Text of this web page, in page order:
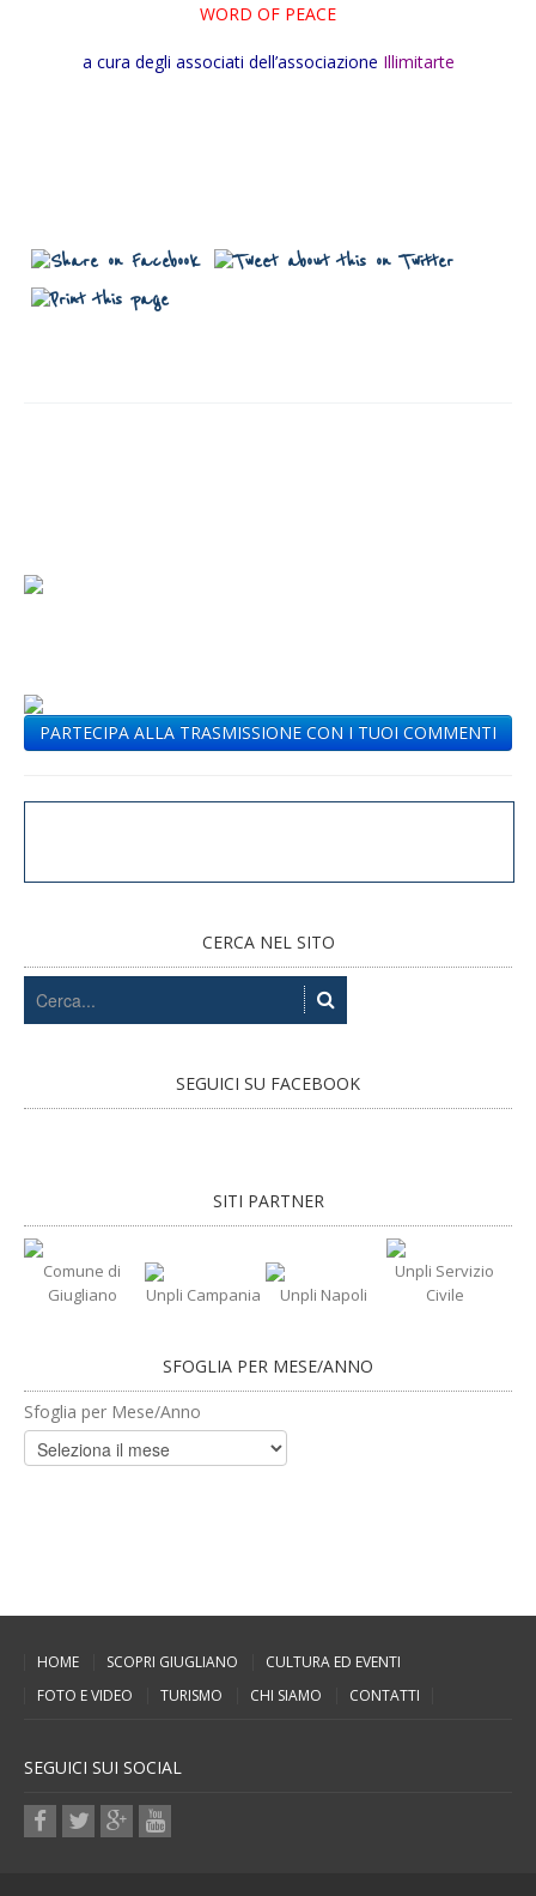
WORD OF PEACE
a cura degli associati dell’associazione Illimitarte
PARTECIPA ALLA TRASMISSIONE CON I TUOI COMMENTI
CERCA NEL SITO
SEGUICI SU FACEBOOK
SITI PARTNER
Comune di
Giugliano
Unpli Campania Unpli Napoli
Unpli Servizio
Civile
SFOGLIA PER MESE/ANNO
Sfoglia per Mese/Anno
HOME SCOPRI GIUGLIANO
CULTURA ED EVENTI
FOTO E VIDEO
TURISMO CHI SIAMO CONTATTI
SEGUICI SUI SOCIAL